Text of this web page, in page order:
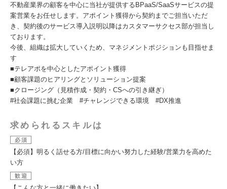
不動産業界の顧客を中心に当社が提供するBPaaS/SaaSサービスの提
案営業をお任せします。アポイント獲得から契約までご担当いただ
き、契約後のサービス導入説明以降はカスタマーサクセス部が担当し
ております。
今後、組織は拡大していくため、マネジメントポジションも目指せま
す
■テレアポを中心としたアポイント獲得
■顧客課題のヒアリングとソリューション提案
■クロージング（見積作成・契約・CSへの引き継ぎ）
#社会課題に挑む企業 #チャレンジできる環境 #DX推進
求められるスキルは
必須
【必須】明るく話せる方/目標に向かい努力した経験/営業力を高めた
い方
歓迎